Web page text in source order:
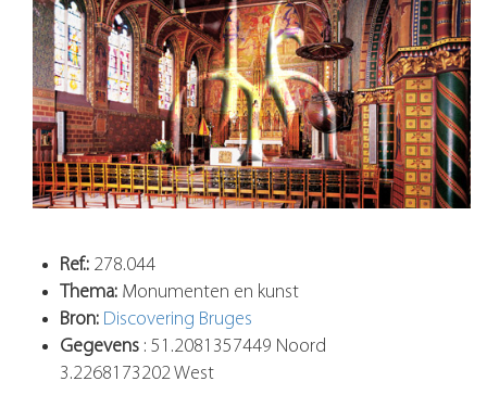
Ref.: 278.044
Thema: Monumenten en kunst
Bron: Discovering Bruges
Gegevens : 51.2081357449 Noord
3.2268173202 West